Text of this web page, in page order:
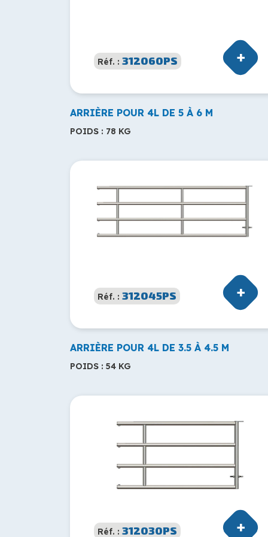
Réf. : 312060PS
ARRIÈRE POUR 4L DE 5 À 6 M
POIDS : 78 KG
Réf. : 312045PS
ARRIÈRE POUR 4L DE 3.5 À 4.5 M
POIDS : 54 KG
Réf. : 312030PS